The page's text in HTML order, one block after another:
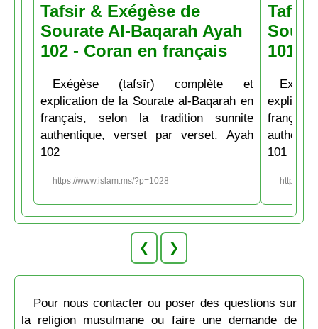
Tafsir & Exégèse de
Sourate Al-Baqarah Ayah
102 - Coran en français
Exégèse (tafsīr) complète et
explication de la Sourate al-Baqarah en
français, selon la tradition sunnite
authentique, verset par verset. Ayah
102
https://www.islam.ms/?p=1028
Tafsir
101 -
101
https://
❮ ❯
Pour nous contacter ou poser des questions sur
la religion musulmane ou faire une demande de